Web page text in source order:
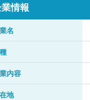
情報
名
内容
地